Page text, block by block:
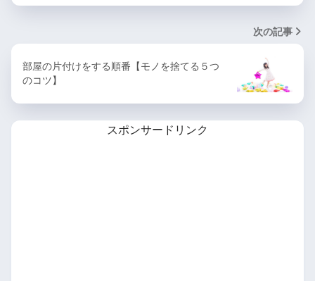
次の記事
部屋の片付けをする順番【モノを捨てる５つ
のコツ】
スポンサードリンク